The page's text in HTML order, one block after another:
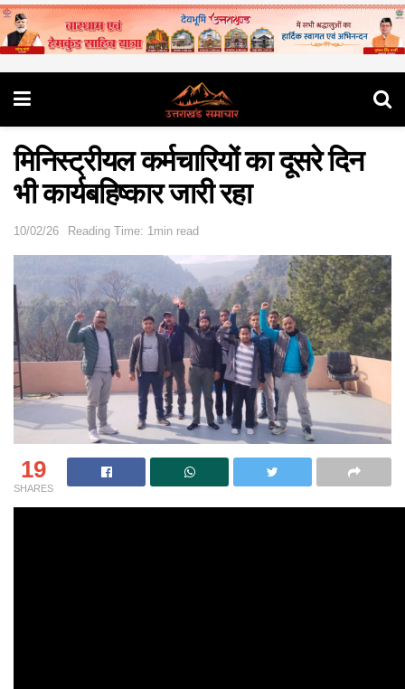
मिनिस्ट्रीयल कर्मचारियों का दूसरे दिन
भी कार्यबहिष्कार जारी रहा
10/02/26 Reading Time: 1min read
19
SHARES